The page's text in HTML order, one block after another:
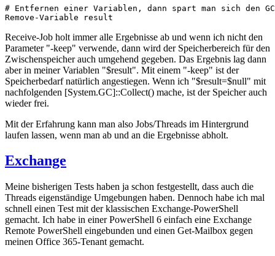
# Entfernen einer Variablen, dann spart man sich den GC
Remove-Variable result
Receive-Job holt immer alle Ergebnisse ab und wenn ich nicht den
Parameter "-keep" verwende, dann wird der Speicherbereich für den
Zwischenspeicher auch umgehend gegeben. Das Ergebnis lag dann
aber in meiner Variablen "$result". Mit einem "-keep" ist der
Speicherbedarf natürlich angestiegen. Wenn ich "$result=$null" mit
nachfolgenden [System.GC]::Collect() mache, ist der Speicher auch
wieder frei.
Mit der Erfahrung kann man also Jobs/Threads im Hintergrund
laufen lassen, wenn man ab und an die Ergebnisse abholt.
Exchange
Meine bisherigen Tests haben ja schon festgestellt, dass auch die
Threads eigenständige Umgebungen haben. Dennoch habe ich mal
schnell einen Test mit der klassischen Exchange-PowerShell
gemacht. Ich habe in einer PowerShell 6 einfach eine Exchange
Remote PowerShell eingebunden und einen Get-Mailbox gegen
meinen Office 365-Tenant gemacht.